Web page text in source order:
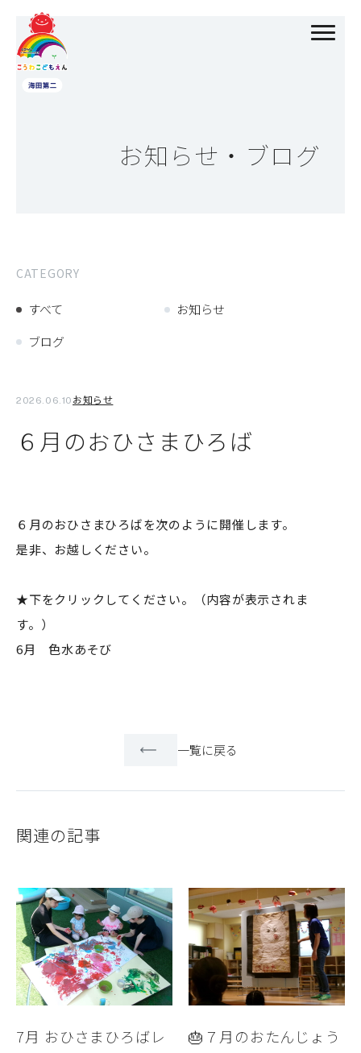
お知らせ・ブログ
CATEGORY
すべて
お知らせ
ブログ
2026.06.10 お知らせ
６月のおひさまひろば
６月のおひさまひろばを次のように開催します。
是非、お越しください。
★下をクリックしてください。（内容が表示されま
す。）
6月 色水あそび
一覧に戻る
関連の記事
7月 おひさまひろばレ
🎂７月のおたんじょう